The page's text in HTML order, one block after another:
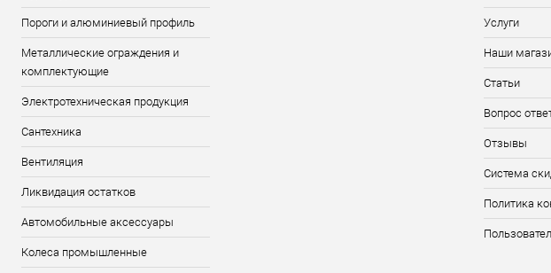
Пороги и алюминиевый профиль
Металлические ограждения и
комплектующие
Электротехническая продукция
Сантехника
Вентиляция
Ликвидация остатков
Автомобильные аксессуары
Колеса промышленные
Услуги
Наши
Статьи
Вопрос
Отзывы
Система
Политика